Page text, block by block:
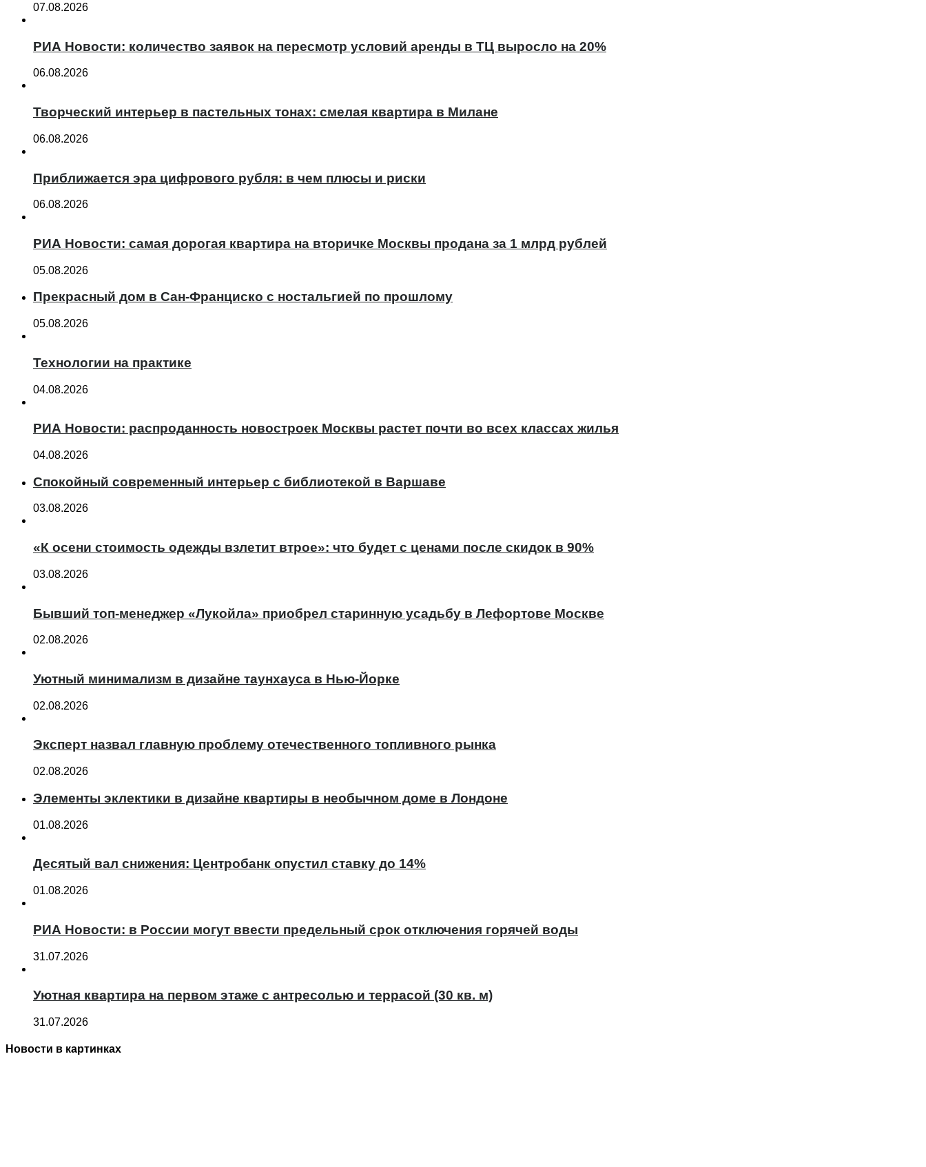
07.08.2026
РИА Новости: количество заявок на пересмотр условий аренды в ТЦ выросло на 20%
06.08.2026
Творческий интерьер в пастельных тонах: смелая квартира в Милане
06.08.2026
Приближается эра цифрового рубля: в чем плюсы и риски
06.08.2026
РИА Новости: самая дорогая квартира на вторичке Москвы продана за 1 млрд рублей
05.08.2026
Прекрасный дом в Сан-Франциско с ностальгией по прошлому
05.08.2026
Технологии на практике
04.08.2026
РИА Новости: распроданность новостроек Москвы растет почти во всех классах жилья
04.08.2026
Спокойный современный интерьер с библиотекой в Варшаве
03.08.2026
«К осени стоимость одежды взлетит втрое»: что будет с ценами после скидок в 90%
03.08.2026
Бывший топ-менеджер «Лукойла» приобрел старинную усадьбу в Лефортове Москве
02.08.2026
Уютный минимализм в дизайне таунхауса в Нью-Йорке
02.08.2026
Эксперт назвал главную проблему отечественного топливного рынка
02.08.2026
Элементы эклектики в дизайне квартиры в необычном доме в Лондоне
01.08.2026
Десятый вал снижения: Центробанк опустил ставку до 14%
01.08.2026
РИА Новости: в России могут ввести предельный срок отключения горячей воды
31.07.2026
Уютная квартира на первом этаже с антресолью и террасой (30 кв. м)
31.07.2026
Новости в картинках